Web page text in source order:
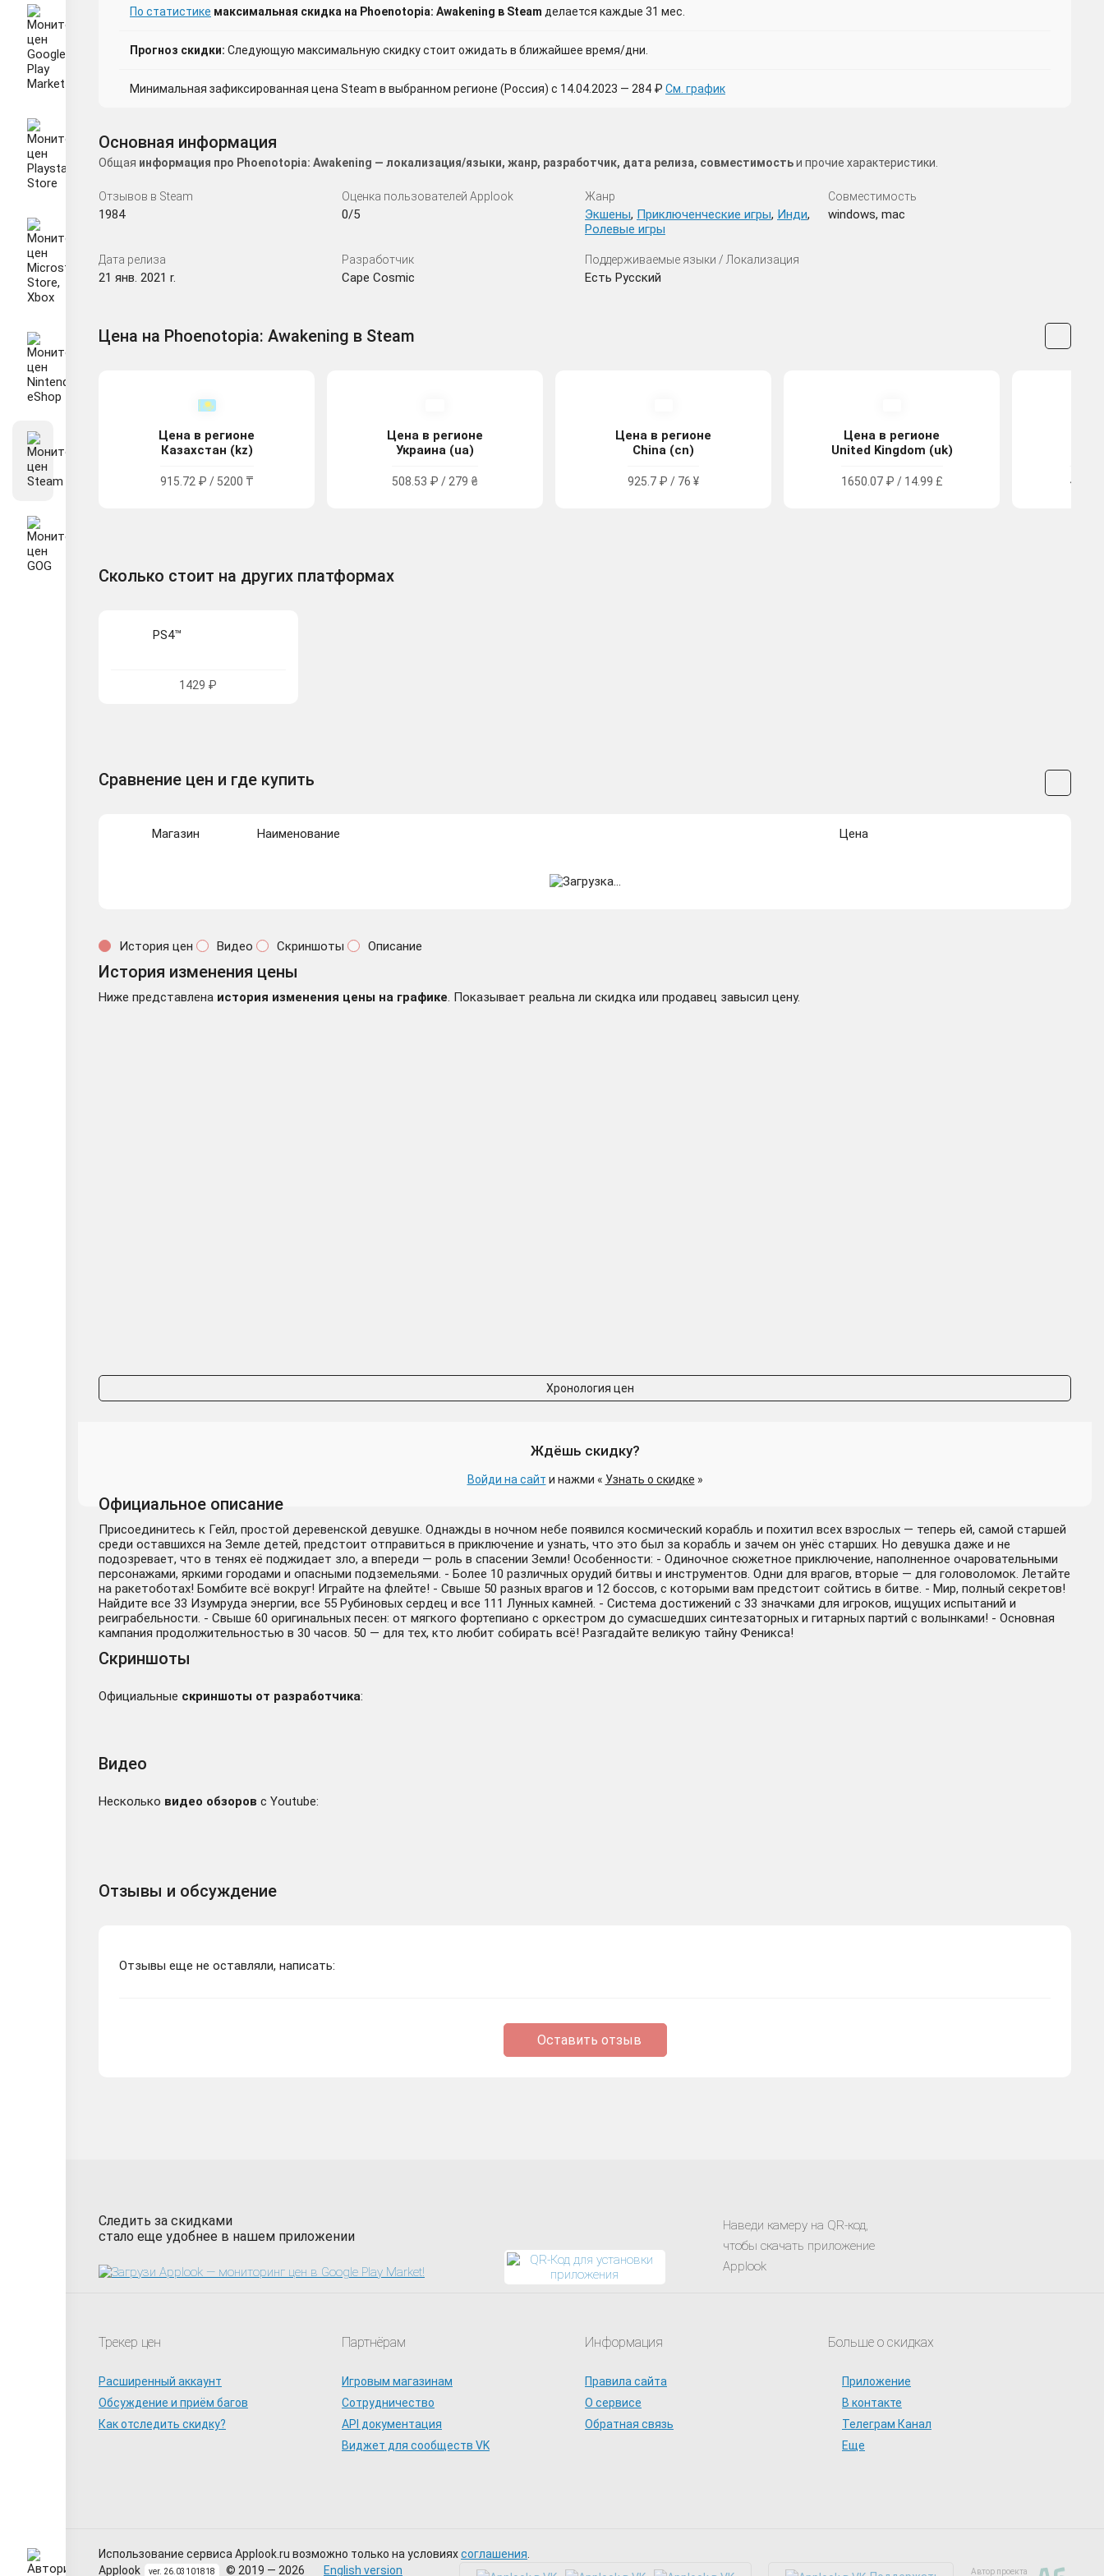
По статистике максимальная скидка на Phoenotopia: Awakening в Steam делается каждые 31 мес.
Прогноз скидки: Следующую максимальную скидку стоит ожидать в ближайшее время/дни.
Минимальная зафиксированная цена Steam в выбранном регионе (Россия) с 14.04.2023 — 284 ₽ См. график
Основная информация
Общая информация про Phoenotopia: Awakening — локализация/языки, жанр, разработчик, дата релиза, совместимостьи прочие характеристики.
Отзывов в Steam
1984
Оценка пользователей Applook
0/5
Жанр
Экшены, Приключенческие игры, Инди,
Ролевые игры
Совместимость
windows, mac
Дата релиза
21 янв. 2021 r.
Разработчик
Cape Cosmic
Поддерживаемые языки / Локализация
Есть Русский
Цена на Phoenotopia: Awakening в Steam
Цена в регионе
Казахстан (kz)
915.72 ₽ / 5200 ₸
Цена в регионе
Украина (ua)
508.53 ₽ / 279 ₴
Цена в регионе
China (cn)
925.7 ₽ / 76 ¥
Цена в регионе
United Kingdom (uk)
1650.07 ₽ / 14.99 £
Сколько стоит на других платформах
PS4™
1429 ₽
Сравнение цен и где купить
Магазин Наименование Цена
История цен Видео Скриншоты Описание
История изменения цены
Ниже представлена история изменения цены на графике. Показывает реальна ли скидка или продавец завысил цену.
Хронология цен
Ждёшь скидку?
Войди на сайт и нажми « Узнать о скидке »
Официальное описание
Присоединитесь к Гейл, простой деревенской девушке. Однажды в ночном небе появился космический корабль и похитил всех взрослых — теперь ей, самой старшей
среди оставшихся на Земле детей, предстоит отправиться в приключение и узнать, что это был за корабль и зачем он унёс старших. Но девушка даже и не
подозревает, что в тенях её поджидает зло, а впереди — роль в спасении Земли! Особенности: - Одиночное сюжетное приключение, наполненное очаровательными
персонажами, яркими городами и опасными подземельями. - Более 10 различных орудий битвы и инструментов. Одни для врагов, вторые — для головоломок. Летайте
на ракетоботах! Бомбите всё вокруг! Играйте на флейте! - Свыше 50 разных врагов и 12 боссов, с которыми вам предстоит сойтись в битве. - Мир, полный секретов!
Найдите все 33 Изумруда энергии, все 55 Рубиновых сердец и все 111 Лунных камней. - Система достижений с 33 значками для игроков, ищущих испытаний и
реиграбельности. - Свыше 60 оригинальных песен: от мягкого фортепиано с оркестром до сумасшедших синтезаторных и гитарных партий с волынками! - Основная
кампания продолжительностью в 30 часов. 50 — для тех, кто любит собирать всё! Разгадайте великую тайну Феникса!
Скриншоты
Официальные скриншоты от разработчика:
Видео
Несколько видео обзоров с Youtube:
Отзывы и обсуждение
Отзывы еще не оставляли, написать:
Оставить отзыв
Следить за скидками
стало еще удобнее в нашем приложении
Наведи камеру на QR-код,
чтобы скачать приложение
Applook
Трекер цен
Расширенный аккаунт
Обсуждение и приём багов
Как отследить скидку?
Партнёрам
Игровым магазинам
Сотрудничество
API документация
Виджет для сообществ VK
Информация
Правила сайта
О сервисе
Обратная связь
Больше о скидках
Приложение
В контакте
Телеграм Канал
Еще
Использование сервиса Applook.ru возможно только на условияхсоглашения
Автор проекта
Applook ver. 26.03101818 © 2019 — 2026 English version